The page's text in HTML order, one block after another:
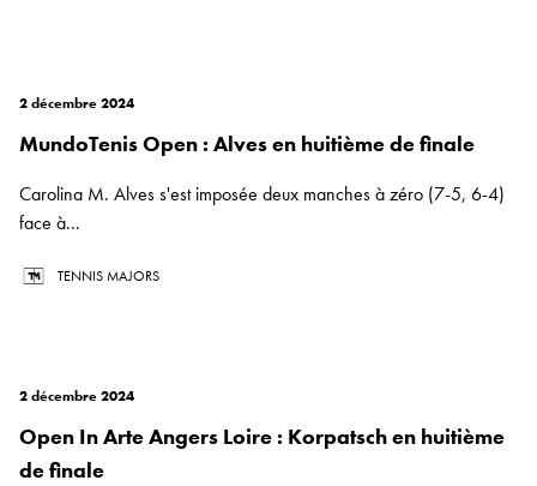
2 décembre 2024
MundoTenis Open : Alves en huitième de finale
Carolina M. Alves s'est imposée deux manches à zéro (7-5, 6-4)
face à...
TENNIS MAJORS
2 décembre 2024
Open In Arte Angers Loire : Korpatsch en huitième
de finale